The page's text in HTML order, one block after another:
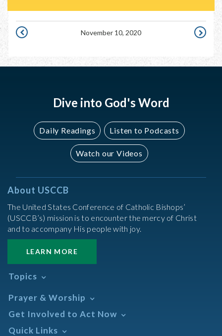
2020
November 10, 2020
2020
Dive into God's Word
Daily Readings Listen to Podcasts
Watch our Videos
About USCCB
The United States Conference of Catholic Bishops’
(USCCB’s) mission is to encounter the mercy of Christ
and to accompany His people with joy.
LEARN MORE
Topics
Africa
African American
Annual Report
Prayer & Worship
Daily Readings Calendar
Get Involved to Act Now
Take Action
Quick Links